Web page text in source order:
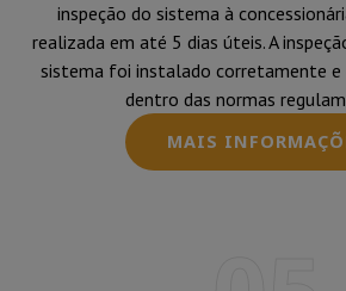
inspeção do sistema à
realizada em até 5 dias úteis. A
sistema foi instalado corretamente
dentro das normas
MAIS